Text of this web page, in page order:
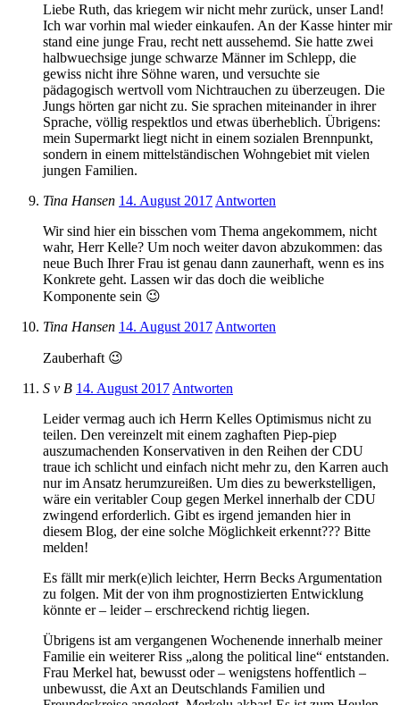
Liebe Ruth, das kriegem wir nicht mehr zurück, unser Land!
Ich war vorhin mal wieder einkaufen. An der Kasse hinter mir
stand eine junge Frau, recht nett aussehemd. Sie hatte zwei
halbwuechsige junge schwarze Männer im Schlepp, die
gewiss nicht ihre Söhne waren, und versuchte sie
pädagogisch wertvoll vom Nichtrauchen zu überzeugen. Die
Jungs hörten gar nicht zu. Sie sprachen miteinander in ihrer
Sprache, völlig respektlos und etwas überheblich. Übrigens:
mein Supermarkt liegt nicht in einem sozialen Brennpunkt,
sondern in einem mittelständischen Wohngebiet mit vielen
jungen Familien.
Tina Hansen 14. August 2017 Antworten
Wir sind hier ein bisschen vom Thema angekommem, nicht
wahr, Herr Kelle? Um noch weiter davon abzukommen: das
neue Buch Ihrer Frau ist genau dann zaunerhaft, wenn es ins
Konkrete geht. Lassen wir das doch die weibliche
Komponente sein 😉
Tina Hansen 14. August 2017 Antworten
Zauberhaft 😉
S v B 14. August 2017 Antworten
Leider vermag auch ich Herrn Kelles Optimismus nicht zu
teilen. Den vereinzelt mit einem zaghaften Piep-piep
auszumachenden Konservativen in den Reihen der CDU
traue ich schlicht und einfach nicht mehr zu, den Karren auch
nur im Ansatz herumzureißen. Um dies zu bewerkstelligen,
wäre ein veritabler Coup gegen Merkel innerhalb der CDU
zwingend erforderlich. Gibt es irgend jemanden hier in
diesem Blog, der eine solche Möglichkeit erkennt??? Bitte
melden!
Es fällt mir merk(e)lich leichter, Herrn Becks Argumentation
zu folgen. Mit der von ihm prognostizierten Entwicklung
könnte er – leider – erschreckend richtig liegen.
Übrigens ist am vergangenen Wochenende innerhalb meiner
Familie ein weiterer Riss „along the political line“ entstanden.
Frau Merkel hat, bewusst oder – wenigstens hoffentlich –
unbewusst, die Axt an Deutschlands Familien und